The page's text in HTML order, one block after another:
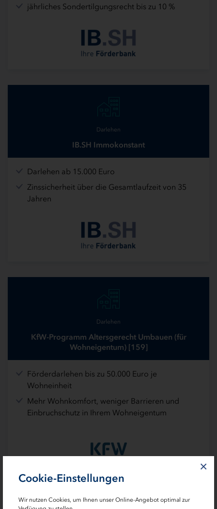
Cookie-Einstellungen
Wir nutzen Cookies, um Ihnen unser Online-Angebot optimal zur
×
jährliches Sondertilgungsrecht bis zu 10 %
Darlehen
IB.SH Immokonstant
Darlehen ab 15.000 Euro
Zinssicherheit über die Gesamtlaufzeit von 35
Jahren
Darlehen
KfW-Programm Altersgerecht Umbauen (für
Wohneigentum) [159]
Förderdarlehen bis zu 50.000 Euro je
Wohneinheit
Mehr Wohnkomfort, weniger Barrieren und
Einbruchschutz in Ihrem Wohneigentum